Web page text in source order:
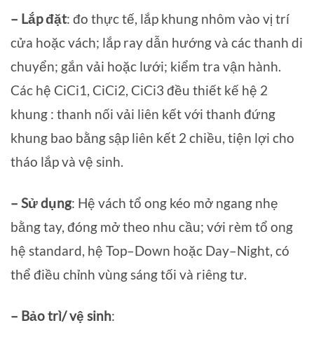
– Lắp đặt: đo thực tế, lắp khung nhôm vào vị trí
cửa hoặc vách; lắp ray dẫn hướng và các thanh di
chuyển; gắn vải hoặc lưới; kiểm tra vận hành.
Các hệ CiCi1, CiCi2, CiCi3 đều thiết kế hệ 2
khung : thanh nối vải liên kết với thanh đứng
khung bao bằng sập liên kết 2 chiều, tiện lợi cho
tháo lắp và vệ sinh.
– Sử dụng: Hệ vách tổ ong kéo mở ngang nhẹ
bằng tay, đóng mở theo nhu cầu; với rèm tổ ong
hệ standard, hệ Top–Down hoặc Day–Night, có
thể điều chỉnh vùng sáng tối và riêng tư.
– Bảo trì/ vệ sinh: